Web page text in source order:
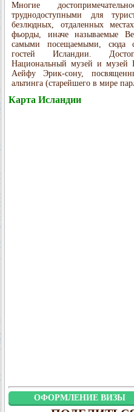
Многие
труднодоступными для
безлюдных, отдаленных
фьорды, иначе называемые
самыми посещаемыми, сюда
гостей Исландии.
Национальный музей и музей
Аейфу Эрик-сону,
альтинга (старейшего в мире
Карта Исландии
ОФОРМЛЕНИЕ ВИЗЫ